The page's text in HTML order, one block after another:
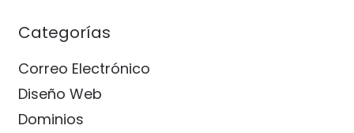
Categorías
Correo Electrónico
Diseño Web
Dominios